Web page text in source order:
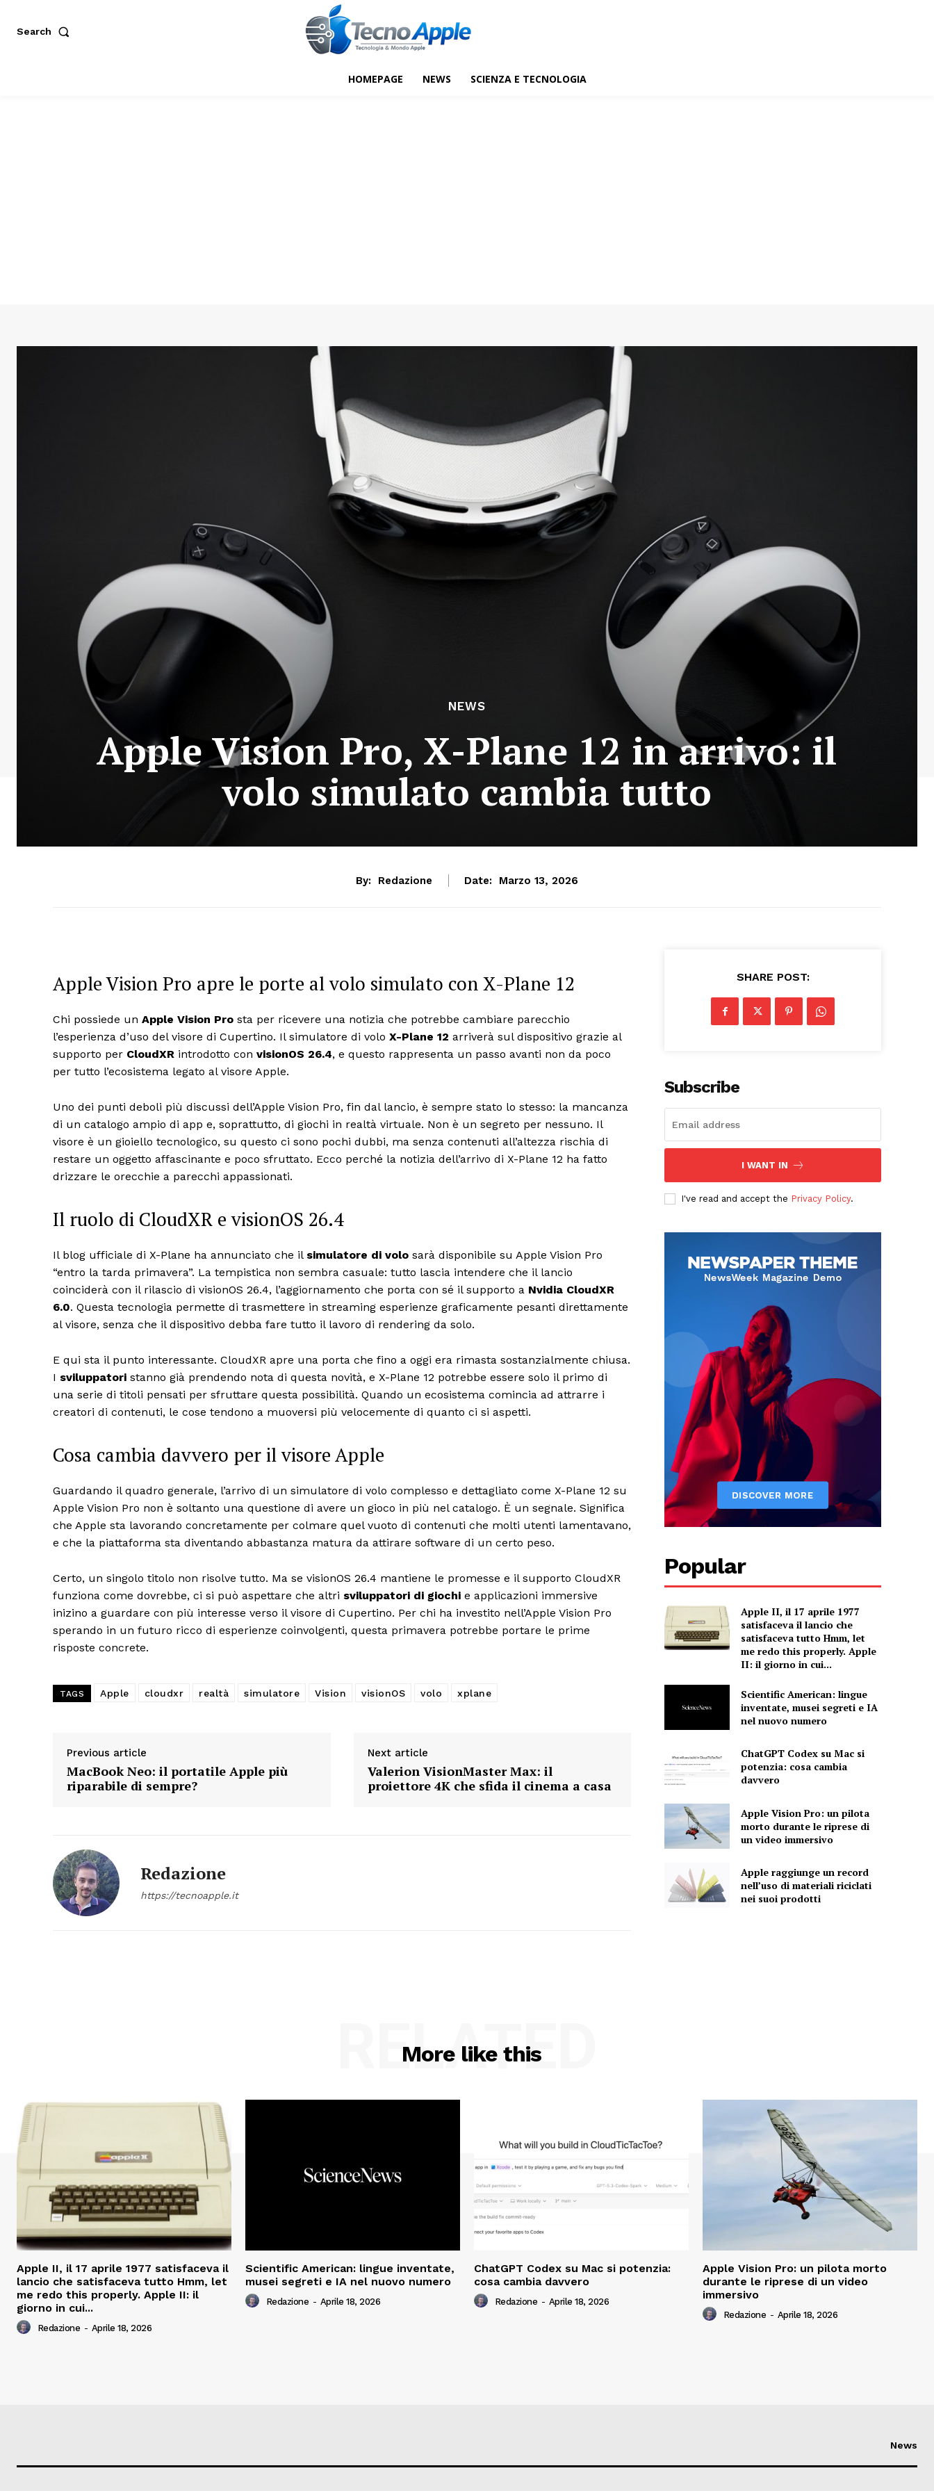
Search
HOMEPAGE NEWS SCIENZA E TECNOLOGIA
NEWS
Apple Vision Pro, X-Plane 12 in arrivo: il
volo simulato cambia tutto
By: Redazione Date: Marzo 13, 2026
Apple Vision Pro apre le porte al volo simulato con X-Plane 12
Chi possiede un Apple Vision Pro sta per ricevere una notizia che potrebbe cambiare parecchio
l’esperienza d’uso del visore di Cupertino. Il simulatore di volo X-Plane 12 arriverà sul dispositivo grazie al
supporto per CloudXR introdotto con visionOS 26.4, e questo rappresenta un passo avanti non da poco
per tutto l’ecosistema legato al visore Apple.
Uno dei punti deboli più discussi dell’Apple Vision Pro, fin dal lancio, è sempre stato lo stesso: la mancanza
di un catalogo ampio di app e, soprattutto, di giochi in realtà virtuale. Non è un segreto per nessuno. Il
visore è un gioiello tecnologico, su questo ci sono pochi dubbi, ma senza contenuti all’altezza rischia di
restare un oggetto affascinante e poco sfruttato. Ecco perché la notizia dell’arrivo di X-Plane 12 ha fatto
drizzare le orecchie a parecchi appassionati.
Il ruolo di CloudXR e visionOS 26.4
Il blog ufficiale di X-Plane ha annunciato che il simulatore di volo sarà disponibile su Apple Vision Pro
“entro la tarda primavera”. La tempistica non sembra casuale: tutto lascia intendere che il lancio
coinciderà con il rilascio di visionOS 26.4, l’aggiornamento che porta con sé il supporto a Nvidia CloudXR
6.0. Questa tecnologia permette di trasmettere in streaming esperienze graficamente pesanti direttamente
al visore, senza che il dispositivo debba fare tutto il lavoro di rendering da solo.
E qui sta il punto interessante. CloudXR apre una porta che fino a oggi era rimasta sostanzialmente chiusa.
I sviluppatori stanno già prendendo nota di questa novità, e X-Plane 12 potrebbe essere solo il primo di
una serie di titoli pensati per sfruttare questa possibilità. Quando un ecosistema comincia ad attrarre i
creatori di contenuti, le cose tendono a muoversi più velocemente di quanto ci si aspetti.
Cosa cambia davvero per il visore Apple
Guardando il quadro generale, l’arrivo di un simulatore di volo complesso e dettagliato come X-Plane 12 su
Apple Vision Pro non è soltanto una questione di avere un gioco in più nel catalogo. È un segnale. Significa
che Apple sta lavorando concretamente per colmare quel vuoto di contenuti che molti utenti lamentavano,
e che la piattaforma sta diventando abbastanza matura da attirare software di un certo peso.
Certo, un singolo titolo non risolve tutto. Ma se visionOS 26.4 mantiene le promesse e il supporto CloudXR
funziona come dovrebbe, ci si può aspettare che altri sviluppatori di giochi e applicazioni immersive
inizino a guardare con più interesse verso il visore di Cupertino. Per chi ha investito nell’Apple Vision Pro
sperando in un futuro ricco di esperienze coinvolgenti, questa primavera potrebbe portare le prime
risposte concrete.
TAGS Apple cloudxr realtà simulatore Vision visionOS volo xplane
Previous article
MacBook Neo: il portatile Apple più
riparabile di sempre?
Next article
Valerion VisionMaster Max: il
proiettore 4K che sfida il cinema a casa
Redazione
https://tecnoapple.it
SHARE POST:
Subscribe
I WANT IN
I've read and accept the Privacy Policy.
Popular
Apple II, il 17 aprile 1977
satisfaceva il lancio che
satisfaceva tutto Hmm, let
me redo this properly. Apple
II: il giorno in cui...
Scientific American: lingue
inventate, musei segreti e IA
nel nuovo numero
ChatGPT Codex su Mac si
potenzia: cosa cambia
davvero
Apple Vision Pro: un pilota
morto durante le riprese di
un video immersivo
Apple raggiunge un record
nell’uso di materiali riciclati
nei suoi prodotti
More like this
RELATED
Apple II, il 17 aprile 1977 satisfaceva il
lancio che satisfaceva tutto Hmm, let
me redo this properly. Apple II: il
giorno in cui...
Redazione - Aprile 18, 2026
Scientific American: lingue inventate,
musei segreti e IA nel nuovo numero
Redazione - Aprile 18, 2026
ChatGPT Codex su Mac si potenzia:
cosa cambia davvero
Redazione - Aprile 18, 2026
Apple Vision Pro: un pilota morto
durante le riprese di un video
immersivo
Redazione - Aprile 18, 2026
News